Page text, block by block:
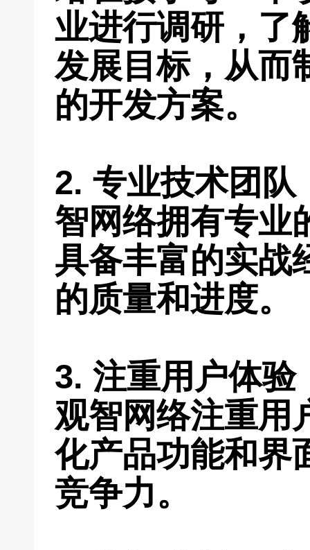
业进行调研，了
发展目标，从而
的开发方案。
2. 专业技术团队
智网络拥有专业
具备丰富的实战
的质量和进度。
3. 注重用户体验
观智网络注重用
化产品功能和界
竞争力。